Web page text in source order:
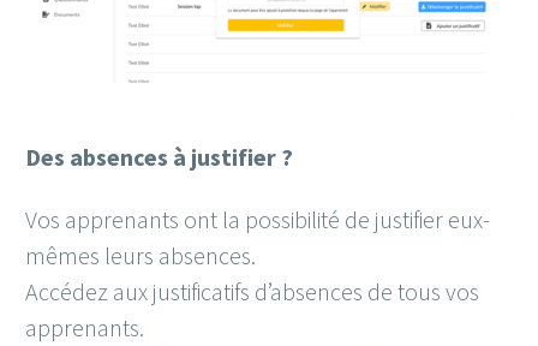
Des absences à justifier ?
Vos apprenants ont la possibilité de justifier eux-
mêmes leurs absences.
Accédez aux justificatifs d’absences de tous vos
apprenants.